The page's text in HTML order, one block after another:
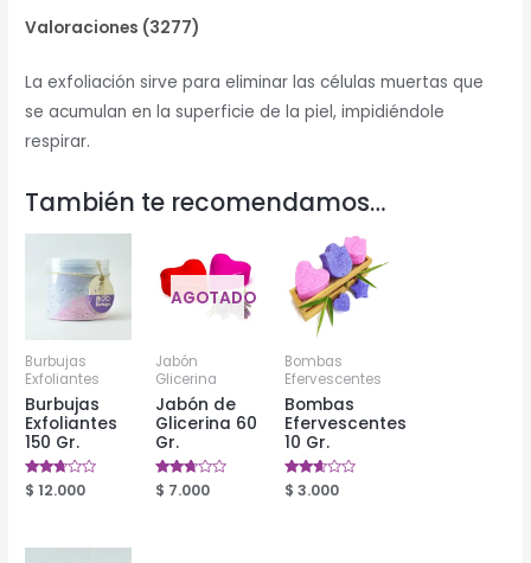
Valoraciones (3277)
La exfoliación sirve para eliminar las células muertas que
se acumulan en la superficie de la piel, impidiéndole
respirar.
También te recomendamos…
Burbujas
Exfoliantes
Burbujas
Exfoliantes
150 Gr.
Valorado
en
$ 12.000
AGOTADO
Jabón
Glicerina
Jabón de
Glicerina 60
Gr.
Valorado
en
$ 7.000
Bombas
Efervescentes
Bombas
Efervescentes
10 Gr.
Valorado
en
$ 3.000